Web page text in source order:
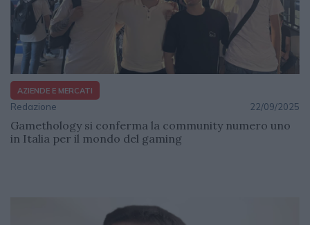
AZIENDE E MERCATI
Redazione 22/09/2025
Gamethology si conferma la community numero uno
in Italia per il mondo del gaming